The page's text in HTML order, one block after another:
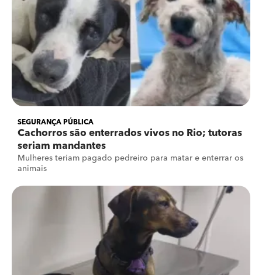
SEGURANÇA PÚBLICA
Cachorros são enterrados vivos no Rio; tutoras
seriam mandantes
Mulheres teriam pagado pedreiro para matar e enterrar os
animais